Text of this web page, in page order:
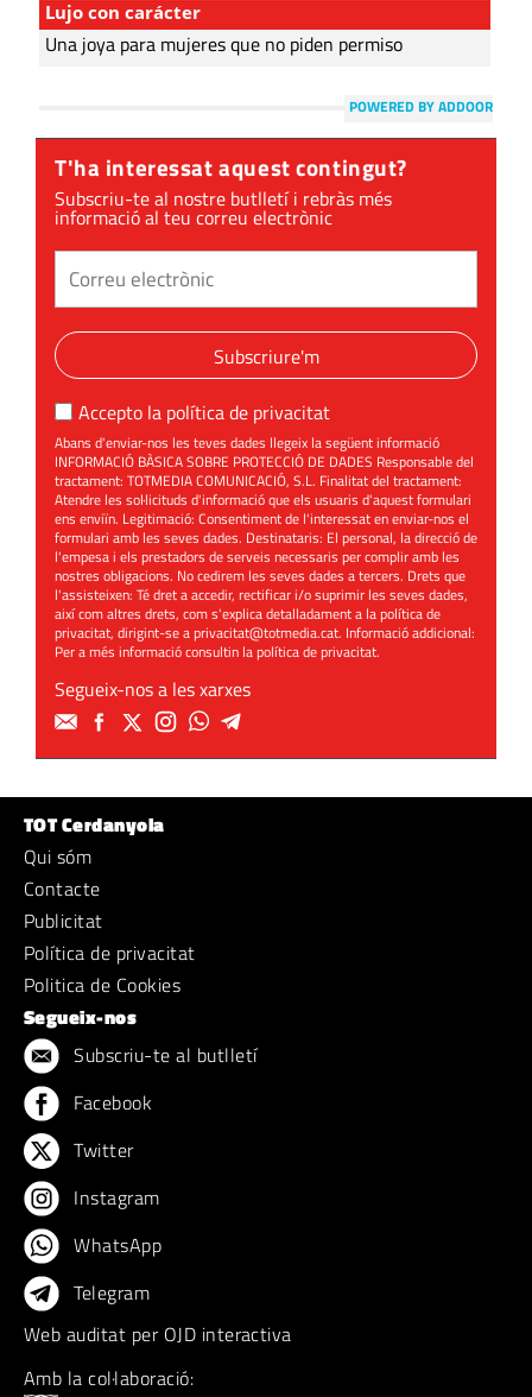
Lujo con carácter
Una joya para mujeres que no piden permiso
POWERED BY ADDOOR
T'ha interessat aquest contingut?
Subscriu-te al nostre butlletí i rebràs més
informació al teu correu electrònic
Subscriure'm
Accepto la política de privacitat
Abans d'enviar-nos les teves dades llegeix la següent informació
INFORMACIÓ BÀSICA SOBRE PROTECCIÓ DE DADES Responsable del
tractament: TOTMEDIA COMUNICACIÓ, S.L. Finalitat del tractament:
Atendre les sol·licituds d'informació que els usuaris d'aquest formulari
ens enviïn. Legitimació: Consentiment de l'interessat en enviar-nos el
formulari amb les seves dades. Destinataris: El personal, la direcció de
l'empesa i els prestadors de serveis necessaris per complir amb les
nostres obligacions. No cedirem les seves dades a tercers. Drets que
l'assisteixen: Té dret a accedir, rectificar i/o suprimir les seves dades,
així com altres drets, com s'explica detalladament a la política de
privacitat, dirigint-se aprivacitat@totmedia.cat. Informació addicional:
Per a més informació consultin lapolítica de privacitat.
Segueix-nos a les xarxes
TOT Cerdanyola
Qui sóm
Contacte
Publicitat
Política de privacitat
Politica de Cookies
Segueix-nos
Subscriu-te al butlletí
Facebook
Twitter
Instagram
WhatsApp
Telegram
Web auditat per OJD interactiva
Amb la col·laboració: